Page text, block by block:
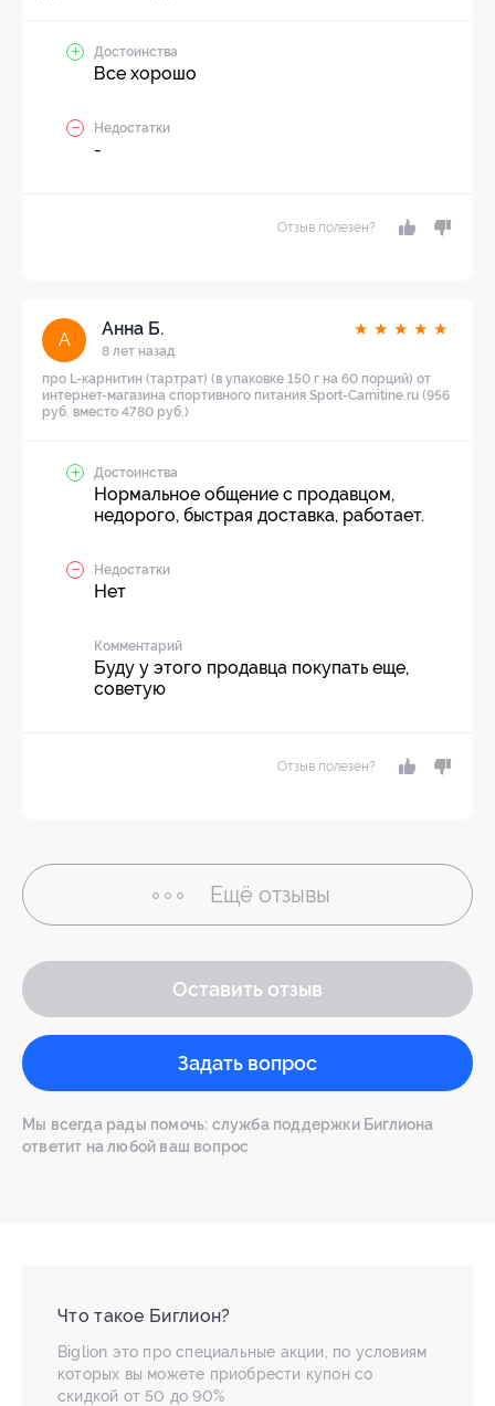
Достоинства
Все хорошо
Недостатки
-
Отзыв полезен?
А
Анна Б.
8 лет назад
★ ★ ★ ★ ★
про L-карнитин (тартрат) (в упаковке 150 г на 60 порций) от
интернет-магазина спортивного питания Sport-Carnitine.ru (956
руб. вместо 4780 руб.)
Достоинства
Нормальное общение с продавцом,
недорого, быстрая доставка, работает.
Недостатки
Нет
Комментарий
Буду у этого продавца покупать еще,
советую
Отзыв полезен?
Ещё отзывы
Оставить отзыв
Задать вопрос
Мы всегда рады помочь: служба поддержки Биглиона
ответит на любой ваш вопрос
Что такое Биглион?
Biglion это про специальные акции, по условиям
которых вы можете приобрести купон со
скидкой от 50 до 90%